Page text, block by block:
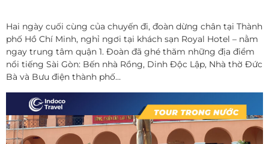
Hai ngày cuối cùng của chuyến đi, đoàn dừng chân tại Thành
phố Hồ Chí Minh, nghỉ ngơi tại khách sạn Royal Hotel – nằm
ngay trung tâm quận 1. Đoàn đã ghé thăm những địa điểm
nổi tiếng Sài Gòn: Bến nhà Rồng, Dinh Độc Lập, Nhà thờ Đức
Bà và Bưu điện thành phố…